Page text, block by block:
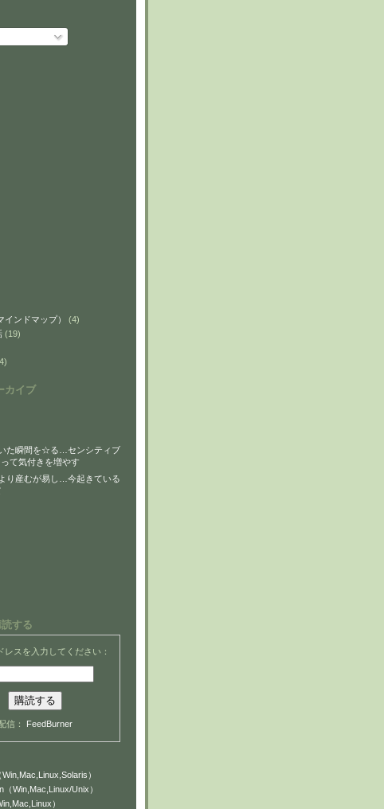
インドマップ） (4)
(19)
カイブ
た瞬間を☆る…センシティブ
て気付きを増やす
り産むが易し…今起きている
する
レスを入力してください：
信： FeedBurner
）
（Win,Mac,Linux/Unix）
）